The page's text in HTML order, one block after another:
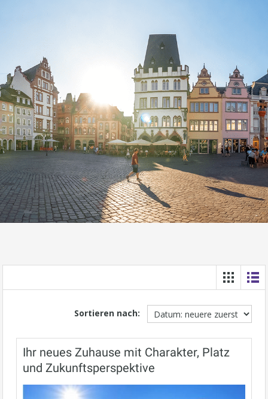
Sortieren nach:
Ihr neues Zuhause mit Charakter, Platz
und Zukunftsperspektive